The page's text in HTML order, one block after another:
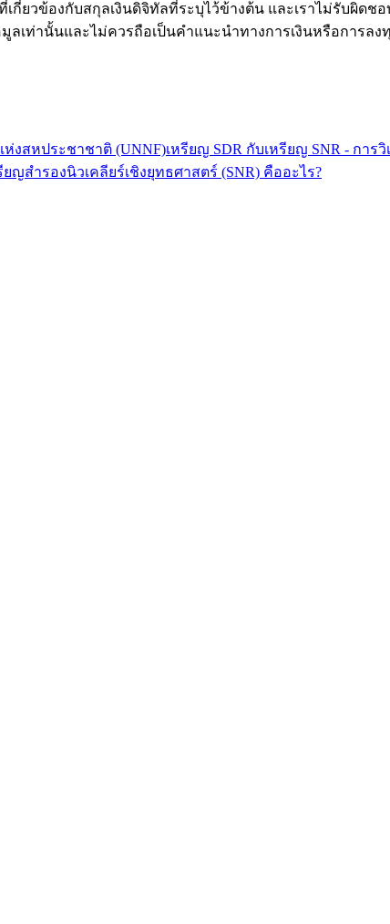
ยวข้องกับสกุลเงินดิจิทัลที่ระบุไว้ข้างต้น และเราไม่รับผิดช
ท่านั้นและไม่ควรถือเป็นคำแนะนำทางการเงินหรือการลง
งสหประชาชาติ (UNNF)เหรียญ SDR กับเหรียญ SNR - กา
ยญสำรองนิวเคลียร์เชิงยุทธศาสตร์ (SNR) คืออะไร?